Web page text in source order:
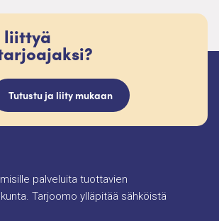
liittyä
Tutustu ja liity mukaan
palveluita tuottavien
Tarjoomo ylläpitää sähköistä